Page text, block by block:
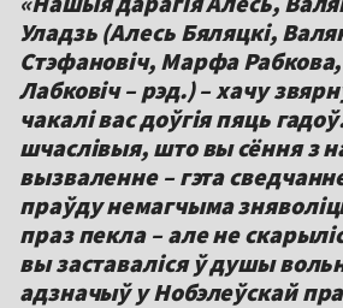
Уладзь (Алесь Бяляцкі,
Стэфановіч, Марфа
Лабковіч– рэд.) – хачу
чакалі вас доўгія пяць
шчаслівыя, што вы сёння з
вызваленне – гэта
праўду немагчыма
праз пекла – але не
вы заставаліся ў душы
адзначыў у Нобэлеўскай